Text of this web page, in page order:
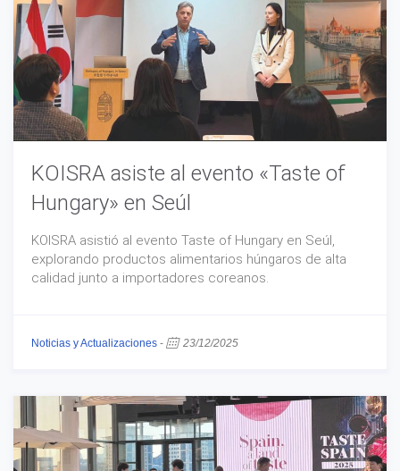
KOISRA asiste al evento «Taste of
Hungary» en Seúl
KOISRA asistió al evento Taste of Hungary en Seúl,
explorando productos alimentarios húngaros de alta
calidad junto a importadores coreanos.
Noticias y Actualizaciones - 23/12/2025